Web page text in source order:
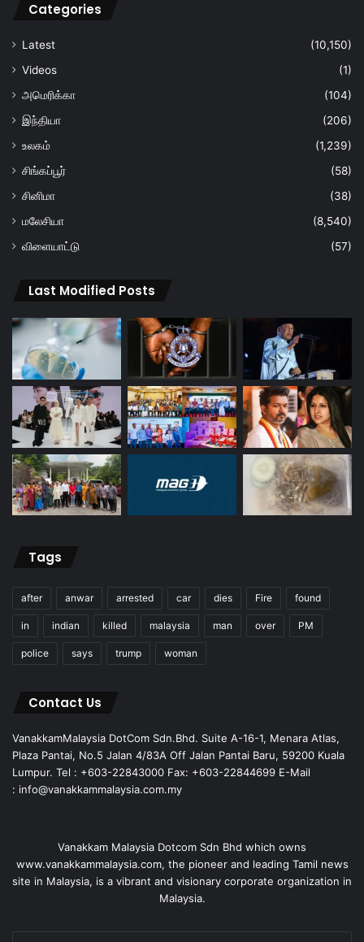
Categories
Latest
(10,150)
Videos
(1)
அமெரிக்கா
(104)
இந்தியா
(206)
உலகம்
(1,239)
சிங்கப்பூர்
(58)
சினிமா
(38)
மலேசியா
(8,540)
விளையாட்டு
(57)
Last Modified Posts
Tags
after anwar arrested car dies Fire found
in indian killed malaysia man over PM
police says trump woman
Contact Us
VanakkamMalaysia DotCom Sdn.Bhd. Suite A-16-1, Menara Atlas,
Plaza Pantai, No.5 Jalan 4/83A Off Jalan Pantai Baru, 59200 Kuala
Lumpur. Tel : +603-22843000 Fax: +603-22844699 E-Mail
: info@vanakkammalaysia.com.my
Vanakkam Malaysia Dotcom Sdn Bhd which owns
www.vanakkammalaysia.com, the pioneer and leading Tamil news
site in Malaysia, is a vibrant and visionary corporate organization in
Malaysia.